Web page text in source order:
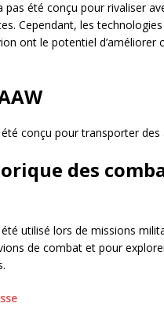
été conçu pour rivaliser
Cependant, les technologies
ont le potentiel d’améliorer
conçu pour transporter des
des
utilisé lors de missions
de combat et pour